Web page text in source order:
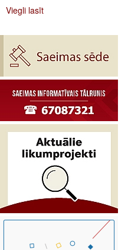
Viegli lasīt